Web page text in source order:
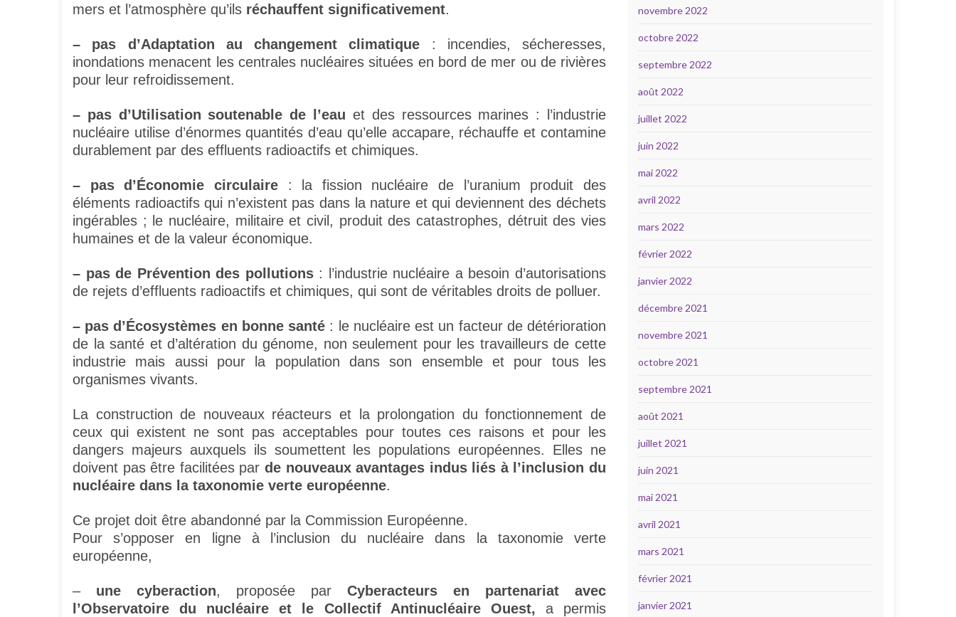
mers et l’atmosphère qu’ils réchauffent significativement.
– pas d’Adaptation au changement climatique : incendies, sécheresses,
inondations menacent les centrales nucléaires situées en bord de mer ou de rivières
pour leur refroidissement.
– pas d’Utilisation soutenable de l’eau et des ressources marines : l’industrie
nucléaire utilise d’énormes quantités d’eau qu’elle accapare, réchauffe et contamine
durablement par des effluents radioactifs et chimiques.
– pas d’Économie circulaire: la fission nucléaire de l’uranium produit des
éléments radioactifs qui n’existent pas dans la nature et qui deviennent des déchets
ingérables ; le nucléaire, militaire et civil, produit des catastrophes, détruit des vies
humaines et de la valeur économique.
– pas de Prévention des pollutions: l’industrie nucléaire a besoin d’autorisations
de rejets d’effluents radioactifs et chimiques, qui sont de véritables droits de polluer.
– pas d’Écosystèmes en bonne santé : le nucléaire est un facteur de détérioration
de la santé et d’altération du génome, non seulement pour les travailleurs de cette
industrie mais aussi pour la population dans son ensemble et pour tous les
organismes vivants.
La construction de nouveaux réacteurs et la prolongation du fonctionnement de
ceux qui existent ne sont pas acceptables pour toutes ces raisons et pour les
dangers majeurs auxquels ils soumettent les populations européennes. Elles ne
doivent pas être facilitées par de nouveaux avantages indus liés à l’inclusion du
nucléaire dans la taxonomie verte européenne.
Ce projet doit être abandonné par la Commission Européenne.
Pour s’opposer en ligne à l’inclusion du nucléaire dans la taxonomie verte
européenne,
– une cyberaction, proposée par Cyberacteurs en partenariat avec
l’Observatoire du nucléaire et le Collectif Antinucléaire Ouest, a permis
novembre 2022
octobre 2022
septembre 2022
août 2022
juillet 2022
juin 2022
mai 2022
avril 2022
mars 2022
février 2022
janvier 2022
décembre 2021
novembre 2021
octobre 2021
septembre 2021
août 2021
juillet 2021
juin 2021
mai 2021
avril 2021
mars 2021
février 2021
janvier 2021